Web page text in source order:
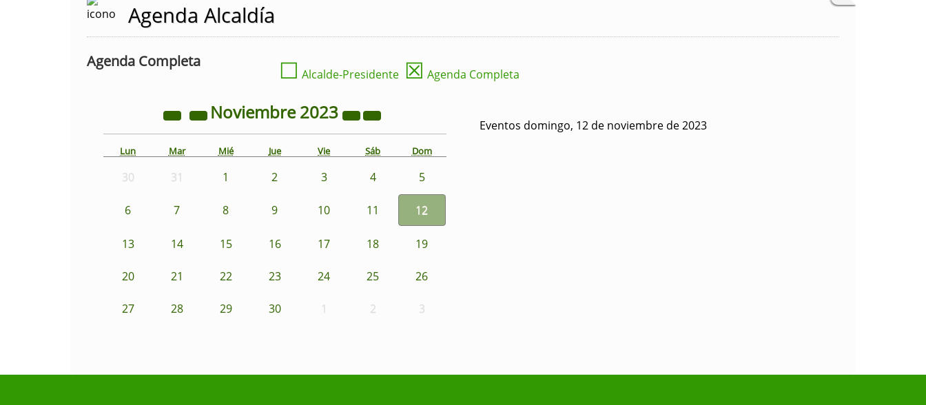
Agenda Alcaldía
Agenda Completa ☐ Alcalde-Presidente ☒ Agenda Completa
Noviembre2023
Lun Mar Mié Jue Vie Sáb Dom
30 31 1 2 3 4 5
6 7 8 9 10 11 12
13 14 15 16 17 18 19
20 21 22 23 24 25 26
27 28 29 30 1 2 3
Eventos domingo, 12 de noviembre de 2023